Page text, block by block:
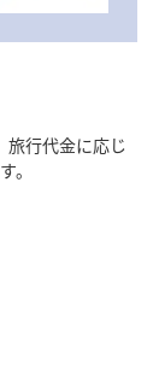
旅行代金に応じ
。